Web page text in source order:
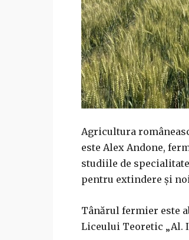
Agricultura
este Alex Andone,
studiile de
pentru extindere și
Tânărul fermier este
Liceului Teoretic „Al.